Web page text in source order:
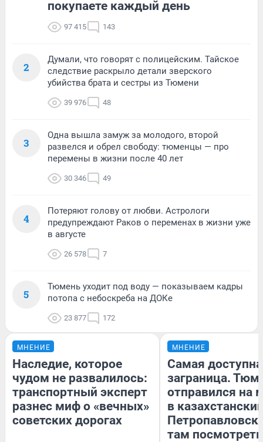
покупаете каждый день
97 415 143
2
Думали, что говорят с полицейским. Тайское
следствие раскрыло детали зверского
убийства брата и сестры из Тюмени
39 976 48
3
Одна вышла замуж за молодого, второй
развелся и обрел свободу: тюменцы — про
перемены в жизни после 40 лет
30 346 49
4
Потеряют голову от любви. Астрологи
предупреждают Раков о переменах в жизни уже
в августе
26 578 7
5
Тюмень уходит под воду — показываем кадры
потопа с небоскреба на ДОКе
23 877 172
МНЕНИЕ
Наследие, которое
чудом не развалилось:
транспортный эксперт
разнес миф о «вечных»
советских дорогах
МНЕНИЕ
Самая
заграница.
отправился на
в
там посмотреть